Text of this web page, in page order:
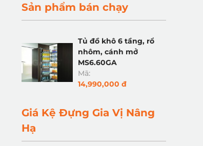
Sản phẩm bán chạy
Tủ đồ khô 6 tầng, rổ
nhôm, cánh mở
MS6.60GA
Mã:
14,990,000 đ
Giá Kệ Đựng Gia Vị Nâng
Hạ